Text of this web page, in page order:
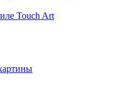
Touch Art